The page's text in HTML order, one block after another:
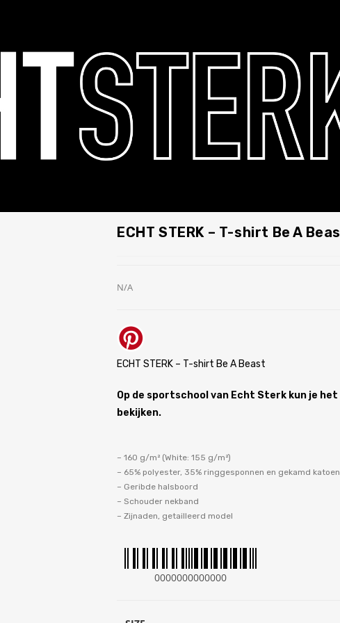
ECHT STERK – T-shirt Be A
N/A
ECHT STERK – T-shirt Be A Beast
Op de sportschool van Echt Sterk kun je
bekijken.
– 160 g/m² (White: 155 g/m²)
– 65% polyester, 35% ringgesponnen en gekamd katoen
– Geribde halsboord
– Schouder nekband
– Zijnaden, getailleerd model
0000000000000